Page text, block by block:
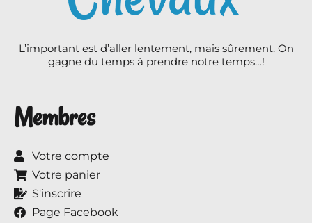
L’important est d’aller lentement, mais sûrement. On
gagne du temps à prendre notre temps…!
Membres
Votre compte
Votre panier
S'inscrire
Page Facebook